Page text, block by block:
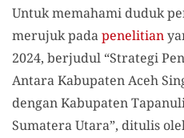
Untuk memahami duduk
merujuk padapenelitian
2024, berjudul “Strategi
Antara Kabupaten Aceh
dengan Kabupaten
Sumatera Utara”, ditulis